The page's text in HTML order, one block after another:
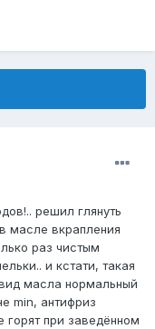
решил глянуть
масле вкрапления
раз чистым
и кстати, такая
масла нормальный
min, антифриз
горят при заведённом